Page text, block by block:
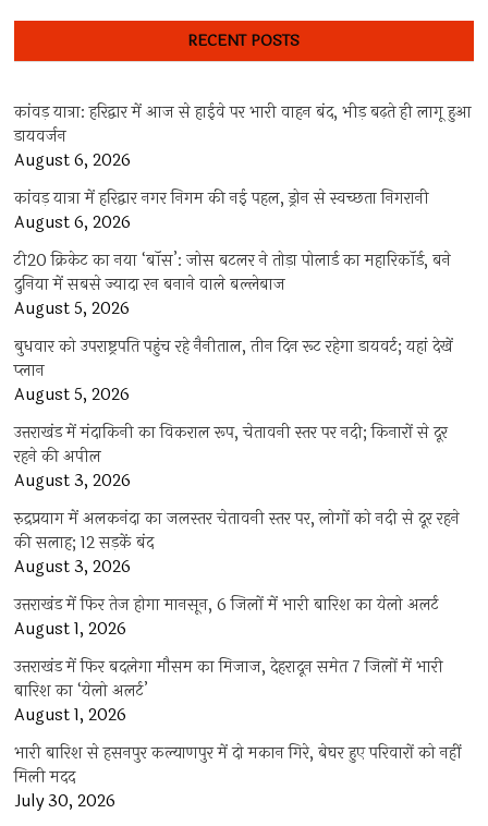
RECENT POSTS
कांवड़ यात्रा: हरिद्वार में आज से हाईवे पर भारी वाहन बंद, भीड़ बढ़ते ही लागू हुआ
डायवर्जन
August 6, 2026
कांवड़ यात्रा में हरिद्वार नगर निगम की नई पहल, ड्रोन से स्वच्छता निगरानी
August 6, 2026
टी20 क्रिकेट का नया ‘बॉस’: जोस बटलर ने तोड़ा पोलार्ड का महारिकॉर्ड, बने
दुनिया में सबसे ज्यादा रन बनाने वाले बल्लेबाज
August 5, 2026
बुधवार को उपराष्ट्रपति पहुंच रहे नैनीताल, तीन दिन रूट रहेगा डायवर्ट; यहां देखें
प्‍लान
August 5, 2026
उत्तराखंड में मंदाकिनी का विकराल रूप, चेतावनी स्तर पर नदी; किनारों से दूर
रहने की अपील
August 3, 2026
रुद्रप्रयाग में अलकनंदा का जलस्तर चेतावनी स्तर पर, लोगों को नदी से दूर रहने
की सलाह; 12 सड़कें बंद
August 3, 2026
उत्तराखंड में फिर तेज होगा मानसून, 6 जिलों में भारी बारिश का येलो अलर्ट
August 1, 2026
उत्तराखंड में फिर बदलेगा मौसम का मिजाज, देहरादून समेत 7 जिलों में भारी
बारिश का ‘येलो अलर्ट’
August 1, 2026
भारी बारिश से हसनपुर कल्याणपुर में दो मकान गिरे, बेघर हुए परिवारों को नहीं
मिली मदद
July 30, 2026